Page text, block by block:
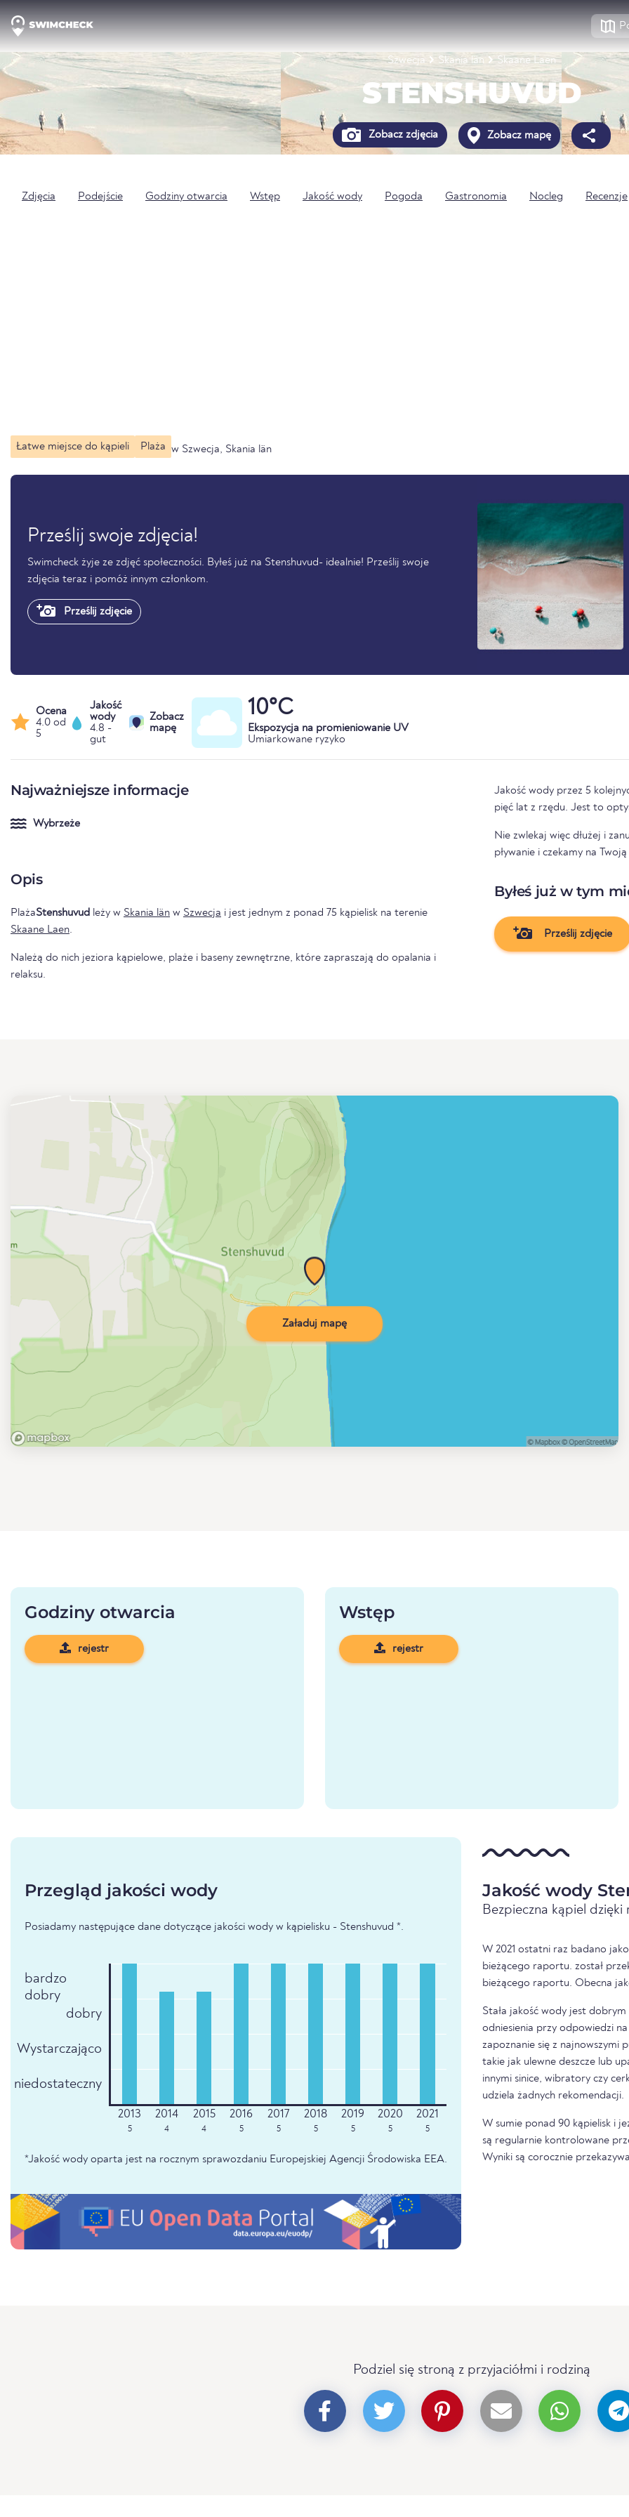
Szwecja Skania län Skaane Laen
STENSHUVUD
Zobacz zdjęcia Zobacz mapę
Zdjęcia Podejście Godziny otwarcia Wstęp Jakość wody Pogoda Gastronomia Nocleg Recenzje
Łatwe miejsce do kąpieli Plaża w Szwecja, Skania län
Prześlij swoje zdjęcia!
Swimcheck żyje ze zdjęć społeczności. Byłeś już na Stenshuvud- idealnie! Prześlij swoje
zdjęcia teraz i pomóż innym członkom.
Prześlij zdjęcie
Ocena
4.0 od
5
Jakość
wody
4.8 -
gut
Zobacz
mapę
10°C
Ekspozycja na promieniowanie UV
Umiarkowane ryzyko
Najważniejsze informacje
Wybrzeże
Opis
PlażaStenshuvud leży w Skania län w Szwecja i jest jednym z ponad 75 kąpielisk na terenie
Skaane Laen.
Należą do nich jeziora kąpielowe, plaże i baseny zewnętrzne, które zapraszają do opalania i
relaksu.
Jakość wody przez 5
pięć lat z rzędu. Jest to
Nie zwlekaj więc dłużej i
pływanie i czekamy na
Byłeś już w tym
Prześlij zdjęcie
Załaduj mapę
Godziny otwarcia
rejestr
Wstęp
rejestr
Przegląd jakości wody
Posiadamy następujące dane dotyczące jakości wody w kąpielisku - Stenshuvud *.
bardzo
dobry
dobry
Wystarczająco
niedostateczny
5 4 4 5 5 5 5 5 5
*Jakość wody oparta jest na rocznym sprawozdaniu Europejskiej Agencji Środowiska EEA.
Jakość wody
Bezpieczna kąpiel
W 2021 ostatni raz badano
bieżącego raportu. został
bieżącego raportu. Obecna
Stała jakość wody jest
odniesienia przy odpowiedzi
zapoznanie się z najnowszymi
takie jak ulewne deszcze lub
innymi sinice, wibratory czy
udziela żadnych rekomendacji.
W sumie ponad 90 kąpielisk i
są regularnie kontrolowane
Wyniki są corocznie
Podziel się stroną z przyjaciółmi i rodziną